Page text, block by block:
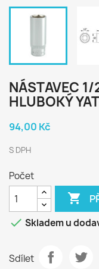
NÁSTAVEC
HLUBOKÝ
94,00 Kč
S DPH
Počet

 Skladem u
Sdílet